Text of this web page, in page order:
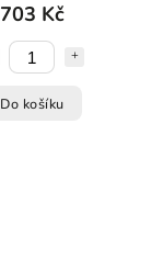
703 Kč
Do košíku